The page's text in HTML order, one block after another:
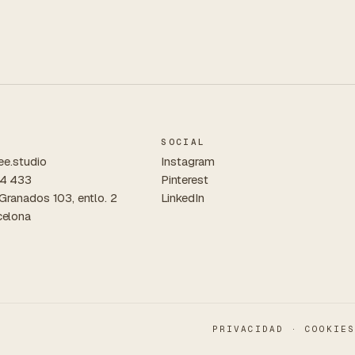
433
103, entlo. 2
SOCIAL
Instagram
Pinterest
LinkedIn
PRIVACIDAD ·COOKIES